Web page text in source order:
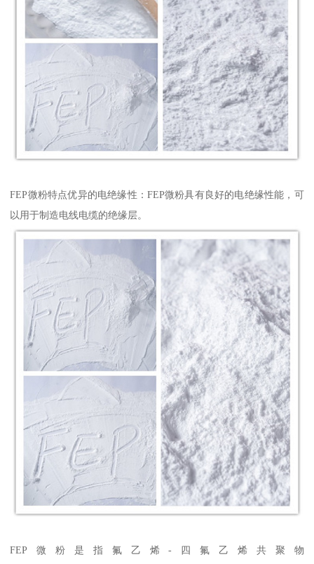
FEP微粉特点优异的电绝缘性：FEP微粉具有良好的电绝缘性能，可
以用于制造电线电缆的绝缘层。
FEP微粉是指氟乙烯-四氟乙烯共聚物